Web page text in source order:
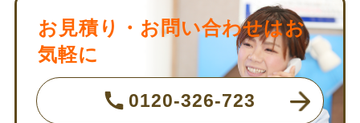
お見積り・お問い合わせはお
気軽に
0120-326-723